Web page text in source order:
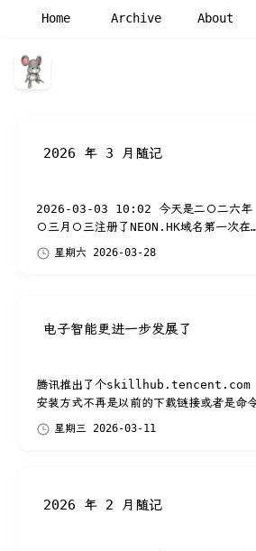
Home Archive About
2026 年 3 月随记
2026-03-03 10:02 今天是二〇二六年
〇三月〇三注册了NEON.HK域名第一次在
网页使用APPLEPAY付款 2026-03-06
01:46 在Ollama中添加使用本地小模型
星期六 2026-03-28
电子智能更进一步发展了
腾讯推出了个skillhub.tencent.com
安装方式不再是以前的下载链接或者是命
星期三 2026-03-11
2026 年 2 月随记